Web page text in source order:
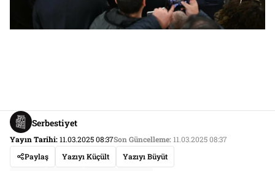
Serbestiyet
Yayın Tarihi:11.03.2025 08:37Son Güncelleme:11.03.2025 08:37
Paylaş
Yazıyı Küçült Yazıyı Büyüt